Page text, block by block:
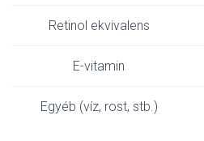
Retinol ekvivalens
E-vitamin
Egyéb (víz, rost, stb.)